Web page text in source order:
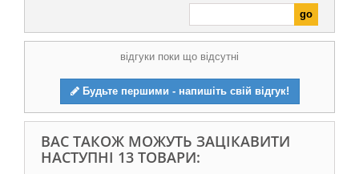
відгуки поки що відсутні
Будьте першими - напишіть свій відгук!
ВАС ТАКОЖ МОЖУТЬ ЗАЦІКАВИТИ
НАСТУПНІ 13 ТОВАРИ: